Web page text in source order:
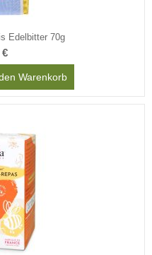
Edelbitter 70g
€
Warenkorb